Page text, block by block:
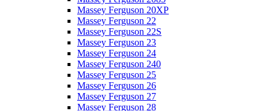
Massey Ferguson 20XP
Massey Ferguson 22
Massey Ferguson 22S
Massey Ferguson 23
Massey Ferguson 24
Massey Ferguson 240
Massey Ferguson 25
Massey Ferguson 26
Massey Ferguson 27
Massey Ferguson 28